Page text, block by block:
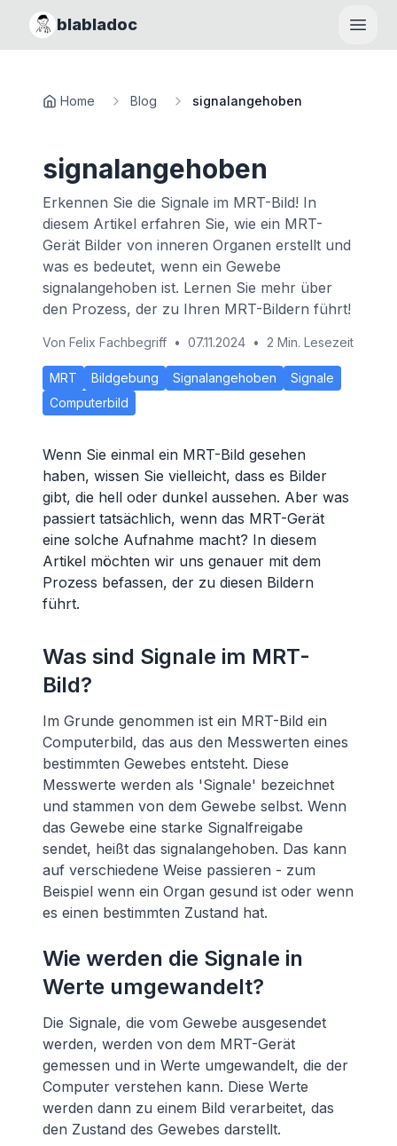
blabladoc
Home Blog signalangehoben
signalangehoben
Erkennen Sie die Signale im MRT-Bild! In
diesem Artikel erfahren Sie, wie ein MRT-
Gerät Bilder von inneren Organen erstellt und
was es bedeutet, wenn ein Gewebe
signalangehoben ist. Lernen Sie mehr über
den Prozess, der zu Ihren MRT-Bildern führt!
Von Felix Fachbegriff • 07.11.2024 • 2 Min. Lesezeit
MRT Bildgebung Signalangehoben
Signale
Computerbild
Wenn Sie einmal ein MRT-Bild gesehen
haben, wissen Sie vielleicht, dass es Bilder
gibt, die hell oder dunkel aussehen. Aber was
passiert tatsächlich, wenn das MRT-Gerät
eine solche Aufnahme macht? In diesem
Artikel möchten wir uns genauer mit dem
Prozess befassen, der zu diesen Bildern
führt.
Was sind Signale im MRT-
Bild?
Im Grunde genommen ist ein MRT-Bild ein
Computerbild, das aus den Messwerten eines
bestimmten Gewebes entsteht. Diese
Messwerte werden als 'Signale' bezeichnet
und stammen von dem Gewebe selbst. Wenn
das Gewebe eine starke Signalfreigabe
sendet, heißt das signalangehoben. Das kann
auf verschiedene Weise passieren - zum
Beispiel wenn ein Organ gesund ist oder wenn
es einen bestimmten Zustand hat.
Wie werden die Signale in
Werte umgewandelt?
Die Signale, die vom Gewebe ausgesendet
werden, werden von dem MRT-Gerät
gemessen und in Werte umgewandelt, die der
Computer verstehen kann. Diese Werte
werden dann zu einem Bild verarbeitet, das
den Zustand des Gewebes darstellt.